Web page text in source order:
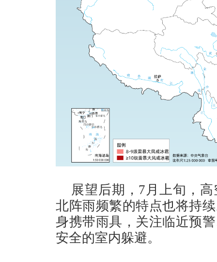
展望后期，7月上旬，
北阵雨频繁的特点也将持
身携带雨具，关注临近预
安全的室内躲避。